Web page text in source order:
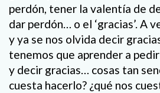
perdón, tener la valentía de
dar perdón… o el ‘gracias’. A
y ya se nos olvida decir
tenemos que aprender a
y decir gracias… cosas tan
cuesta hacerlo? ¿qué nos